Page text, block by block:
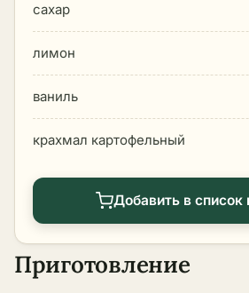
сахар
лимон
ваниль
крахмал картофельный
Добавить в список
Приготовление